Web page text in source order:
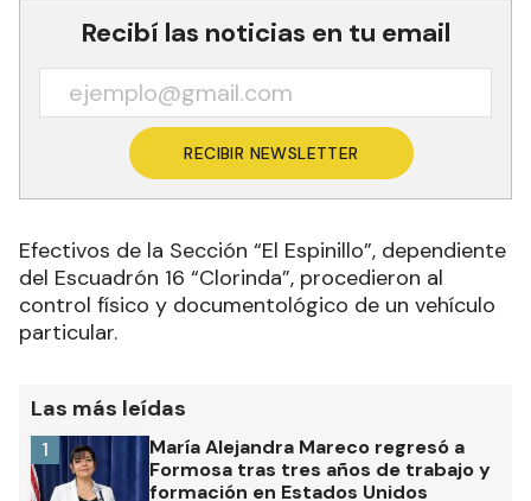
Recibí las noticias en tu email
RECIBIR NEWSLETTER
Efectivos de la Sección “El Espinillo”, dependiente
del Escuadrón 16 “Clorinda”, procedieron al
control físico y documentológico de un vehículo
particular.
Las más leídas
María Alejandra Mareco regresó a
Formosa tras tres años de trabajo y
formación en Estados Unidos
1